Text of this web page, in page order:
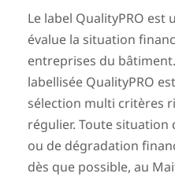
Le label QualityPRO
évalue la situation
entreprises du
labellisée QualityPRO
sélection multi critères
régulier. Toute situation
ou de dégradation
dès que possible, au